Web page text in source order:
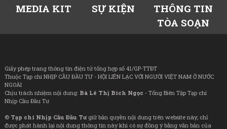
MEDIA KIT SỰ KIỆN
THÔNG TIN
TÒA SOẠN
Giấy phép trang thông tin điện tử tổng hợp số 41/GP-TTĐT
Thuộc Tạp chí NHỊP CẦU ĐẦU TƯ - HỘI LIÊN LẠC VỚI NGƯỜI VIỆT NAM Ở NƯỚC
NGOÀI
Chịu trách nhiệm nội dung: Bà Lê Thị Bích Ngọc - Tổng Biên Tập Tạp chí
Nhịp Cầu Đầu Tư
© Tạp chí Nhịp Cầu Đầu Tưgiữ bản quyền nội dung trên website này; chỉ
được phát hành lại nội dung thông tin này khi có sự đồng ý bằng văn bản của